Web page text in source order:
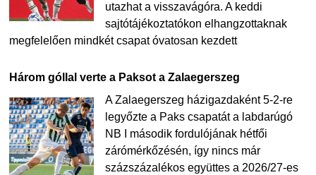
utazhat a visszavágóra. A keddi
sajtótájékoztatókon elhangzottaknak
megfelelően mindkét csapat óvatosan kezdett
Három góllal verte a Paksot a Zalaegerszeg
A Zalaegerszeg házigazdaként 5-2-re
legyőzte a Paks csapatát a labdarúgó
NB I második fordulójának hétfői
zárómérkőzésén, így nincs már
százszázalékos együttes a 2026/27-es